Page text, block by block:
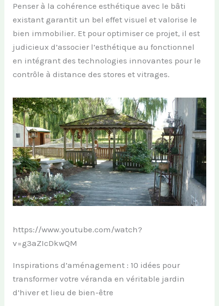
Penser à la cohérence esthétique avec le bâti
existant garantit un bel effet visuel et valorise le
bien immobilier. Et pour optimiser ce projet, il est
judicieux d’associer l’esthétique au fonctionnel
en intégrant des technologies innovantes pour le
contrôle à distance des stores et vitrages.
https://www.youtube.com/watch?
v=g3aZIcDkwQM
Inspirations d’aménagement : 10 idées pour
transformer votre véranda en véritable jardin
d’hiver et lieu de bien-être